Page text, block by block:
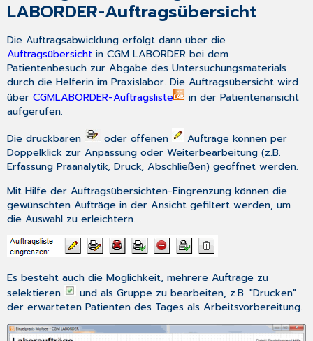
LABORDER-Auftragsübersicht
Die Auftragsabwicklung erfolgt dann über die
Auftragsübersicht in CGM LABORDER bei dem
Patientenbesuch zur Abgabe des Untersuchungsmaterials
durch die Helferin im Praxislabor. Die Auftragsübersicht wird
überCGMLABORDER-Auftragsliste
in der Patientenansicht
aufgerufen.
Die druckbaren
oder offenen
Aufträge können per
Doppelklick zur Anpassung oder Weiterbearbeitung (z.B.
Erfassung Präanalytik, Druck, Abschließen) geöffnet werden.
Mit Hilfe der Auftragsübersichten-Eingrenzung können die
gewünschten Aufträge in der Ansicht gefiltert werden, um
die Auswahl zu erleichtern.
Es besteht auch die Möglichkeit, mehrere Aufträge zu
selektieren
und als Gruppe zu bearbeiten, z.B. "Drucken"
der erwarteten Patienten des Tages als Arbeitsvorbereitung.